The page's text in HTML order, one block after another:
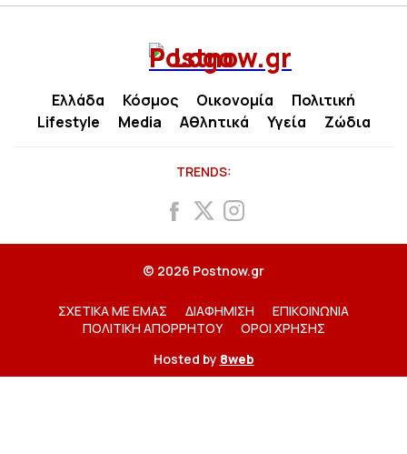
Ελλάδα Κόσμος Οικονομία
Πολιτική
Lifestyle
Media Αθλητικά Υγεία Ζώδια
TRENDS:
© 2026 Postnow.gr
ΣΧΕΤΙΚΑ ΜΕ ΕΜΑΣ ΔΙΑΦΗΜΙΣΗ
ΕΠΙΚΟΙΝΩΝΙΑ
ΠΟΛΙΤΙΚΗ ΑΠΟΡΡΗΤΟΥ
ΟΡΟΙ ΧΡΗΣΗΣ
Hosted by 8web